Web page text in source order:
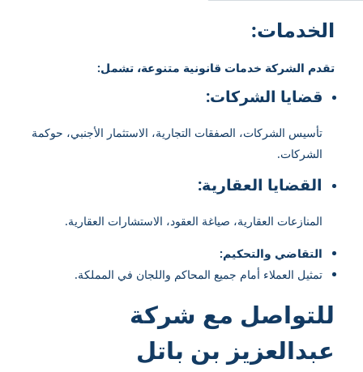
الخدمات:
تقدم الشركة خدمات قانونية متنوعة، تشمل:
قضايا الشركات:
تأسيس الشركات، الصفقات التجارية، الاستثمار الأجنبي، حوكمة
الشركات.
القضايا العقارية:
المنازعات العقارية، صياغة العقود، الاستشارات العقارية.
التقاضي والتحكيم:
تمثيل العملاء أمام جميع المحاكم واللجان في المملكة.
للتواصل مع شركة
عبدالعزيز بن باتل